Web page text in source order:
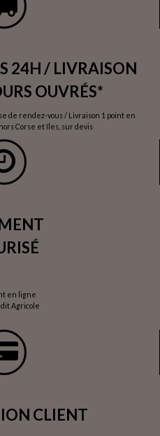
24H / LIVRAISON
OUVRÉS*
de rendez-vous / Livraison 1 point en
Corse et îles, sur devis
en ligne
Agricole
CLIENT